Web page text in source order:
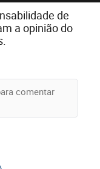
de
a opinião do